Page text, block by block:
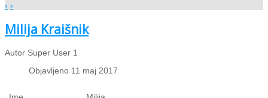
‹ ›
Milija Kraišnik
Autor Super User 1
Objavljeno 11 maj 2017